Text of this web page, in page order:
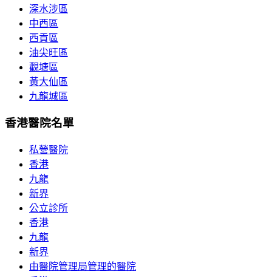
深水涉區
中西區
西貢區
油尖旺區
觀塘區
黃大仙區
九龍城區
香港醫院名單
私營醫院
香港
九龍
新界
公立診所
香港
九龍
新界
由醫院管理局管理的醫院